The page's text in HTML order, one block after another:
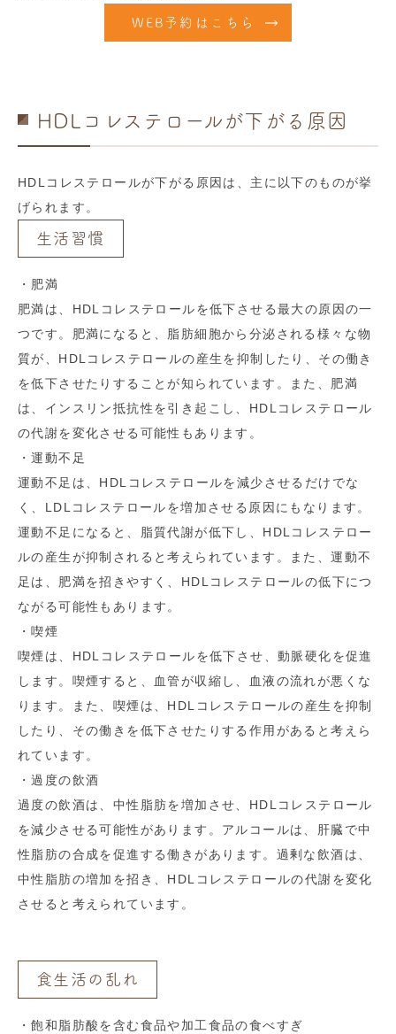
WEB予約はこちら
HDLコレステロールが下がる原因
HDLコレステロールが下がる原因は、主に以下のものが挙
げられます。
生活習慣
・肥満
肥満は、HDLコレステロールを低下させる最大の原因の一
つです。肥満になると、脂肪細胞から分泌される様々な物
質が、HDLコレステロールの産生を抑制したり、その働き
を低下させたりすることが知られています。また、肥満
は、インスリン抵抗性を引き起こし、HDLコレステロール
の代謝を変化させる可能性もあります。
・運動不足
運動不足は、HDLコレステロールを減少させるだけでな
く、LDLコレステロールを増加させる原因にもなります。
運動不足になると、脂質代謝が低下し、HDLコレステロー
ルの産生が抑制されると考えられています。また、運動不
足は、肥満を招きやすく、HDLコレステロールの低下につ
ながる可能性もあります。
・喫煙
喫煙は、HDLコレステロールを低下させ、動脈硬化を促進
します。喫煙すると、血管が収縮し、血液の流れが悪くな
ります。また、喫煙は、HDLコレステロールの産生を抑制
したり、その働きを低下させたりする作用があると考えら
れています。
・過度の飲酒
過度の飲酒は、中性脂肪を増加させ、HDLコレステロール
を減少させる可能性があります。アルコールは、肝臓で中
性脂肪の合成を促進する働きがあります。過剰な飲酒は、
中性脂肪の増加を招き、HDLコレステロールの代謝を変化
させると考えられています。
食生活の乱れ
・飽和脂肪酸を含む食品や加工食品の食べすぎ